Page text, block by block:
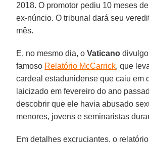
2018. O promotor pediu 10 meses
ex-núncio. O tribunal dará seu
mês.
E, no mesmo dia, oVaticano
famoso Relatório McCarrick, que
cardeal estadunidense que caiu em
laicizado em fevereiro do ano
descobrir que ele havia abusado
menores, jovens e seminaristas
Em detalhes excruciantes, o